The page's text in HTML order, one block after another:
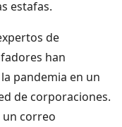
estafas.
de
han
pandemia en un
de corporaciones.
un correo